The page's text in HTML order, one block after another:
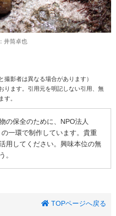
井筒卓也
影者は異なる場合があります）
ます。引用元を明記しない引用、無
す。
の保全のために、NPO法人
一環で制作しています。貴重
用してください。興味本位の無
。
TOPページへ戻る